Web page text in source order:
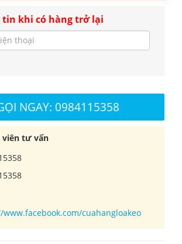
khi có hàng trở lại
NGAY: 0984115358
viên tư vấn
cuahangloakeo